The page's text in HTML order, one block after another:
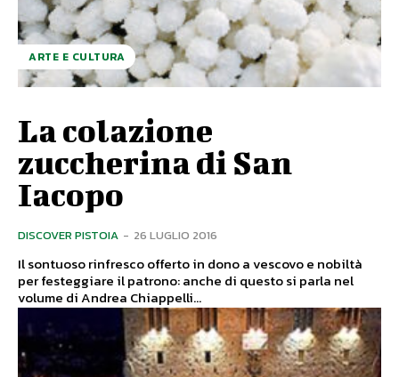
ARTE E CULTURA
La colazione
zuccherina di San
Iacopo
DISCOVER PISTOIA - 26 LUGLIO 2016
Il sontuoso rinfresco offerto in dono a vescovo e nobiltà
per festeggiare il patrono: anche di questo si parla nel
volume di Andrea Chiappelli...